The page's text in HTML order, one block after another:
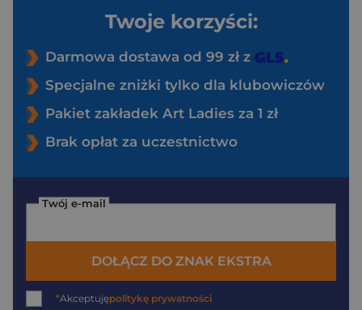
Twoje korzyści:
Darmowa dostawa od 99 zł z
Specjalne zniżki tylko dla klubowiczów
Pakiet zakładek Art Ladies za 1 zł
Brak opłat za uczestnictwo
Twój e-mail
DOŁĄCZ DO ZNAK EKSTRA
*Akceptujępolitykę prywatności